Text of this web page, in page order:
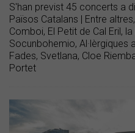
S'han previst 45 concerts a
Països Catalans | Entre
Comboi, El Petit de Cal Eril,
Socunbohemio, Al·lèrgiques
Fades, Svetlana, Cloe
Portet